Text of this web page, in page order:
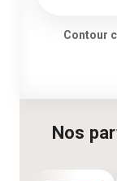
Contour
Nos